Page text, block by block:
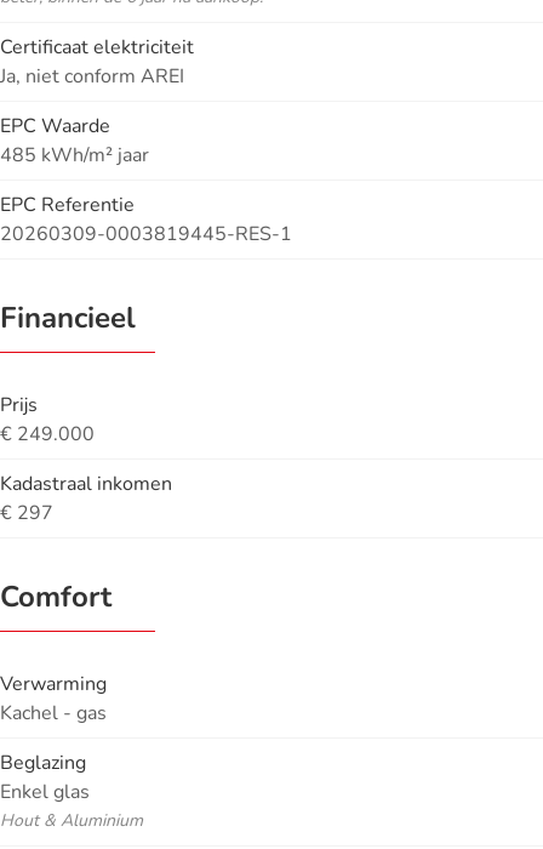
Certificaat elektriciteit
Ja, niet conform AREI
EPC Waarde
485 kWh/m² jaar
EPC Referentie
20260309-0003819445-RES-1
Financieel
Prijs
€ 249.000
Kadastraal inkomen
€ 297
Comfort
Verwarming
Kachel - gas
Beglazing
Enkel glas
Hout & Aluminium